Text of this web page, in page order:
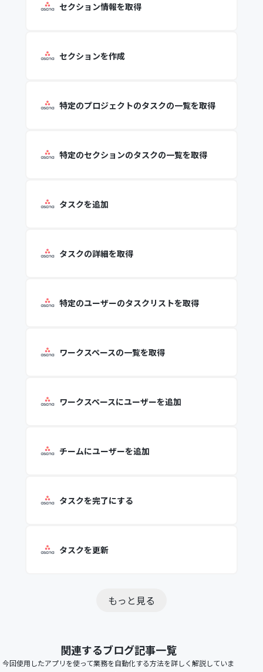
セクション情報を取得
セクションを作成
特定のプロジェクトのタスクの一覧を取得
特定のセクションのタスクの一覧を取得
タスクを追加
タスクの詳細を取得
特定のユーザーのタスクリストを取得
ワークスペースの一覧を取得
ワークスペースにユーザーを追加
チームにユーザーを追加
タスクを完了にする
タスクを更新
もっと見る
関連するブログ記事一覧
今回使用したアプリを使って業務を自動化する方法を詳しく解説していま